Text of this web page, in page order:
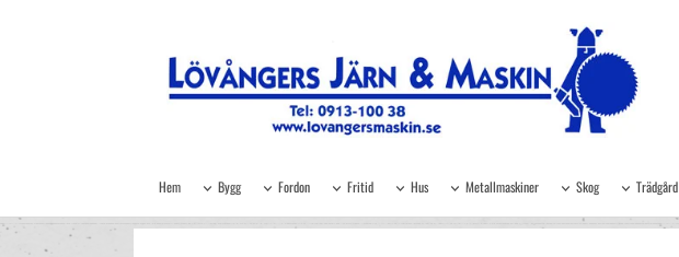
Hem Bygg Fordon Fritid Hus Metallmaskiner Skog Trädgård